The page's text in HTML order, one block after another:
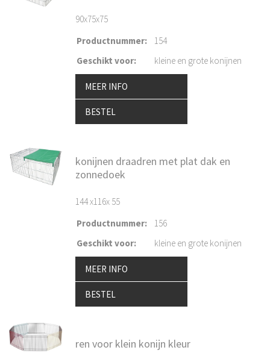
90x75x75
Productnummer:
154
Geschikt voor: kleine en grote konijnen
MEER INFO
BESTEL
konijnen draadren met plat dak en
zonnedoek
144 x116x 55
Productnummer:
156
Geschikt voor: kleine en grote konijnen
MEER INFO
BESTEL
ren voor klein konijn kleur